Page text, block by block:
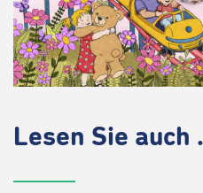
Lesen Sie auch